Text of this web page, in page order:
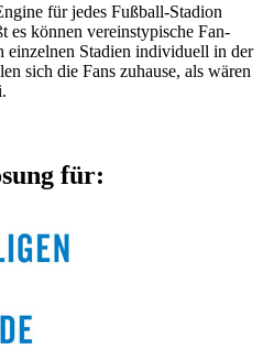
für jedes Fußball-Stadion
es können vereinstypische Fan-
einzelnen Stadien individuell in der
sich die Fans zuhause, als wären
für: